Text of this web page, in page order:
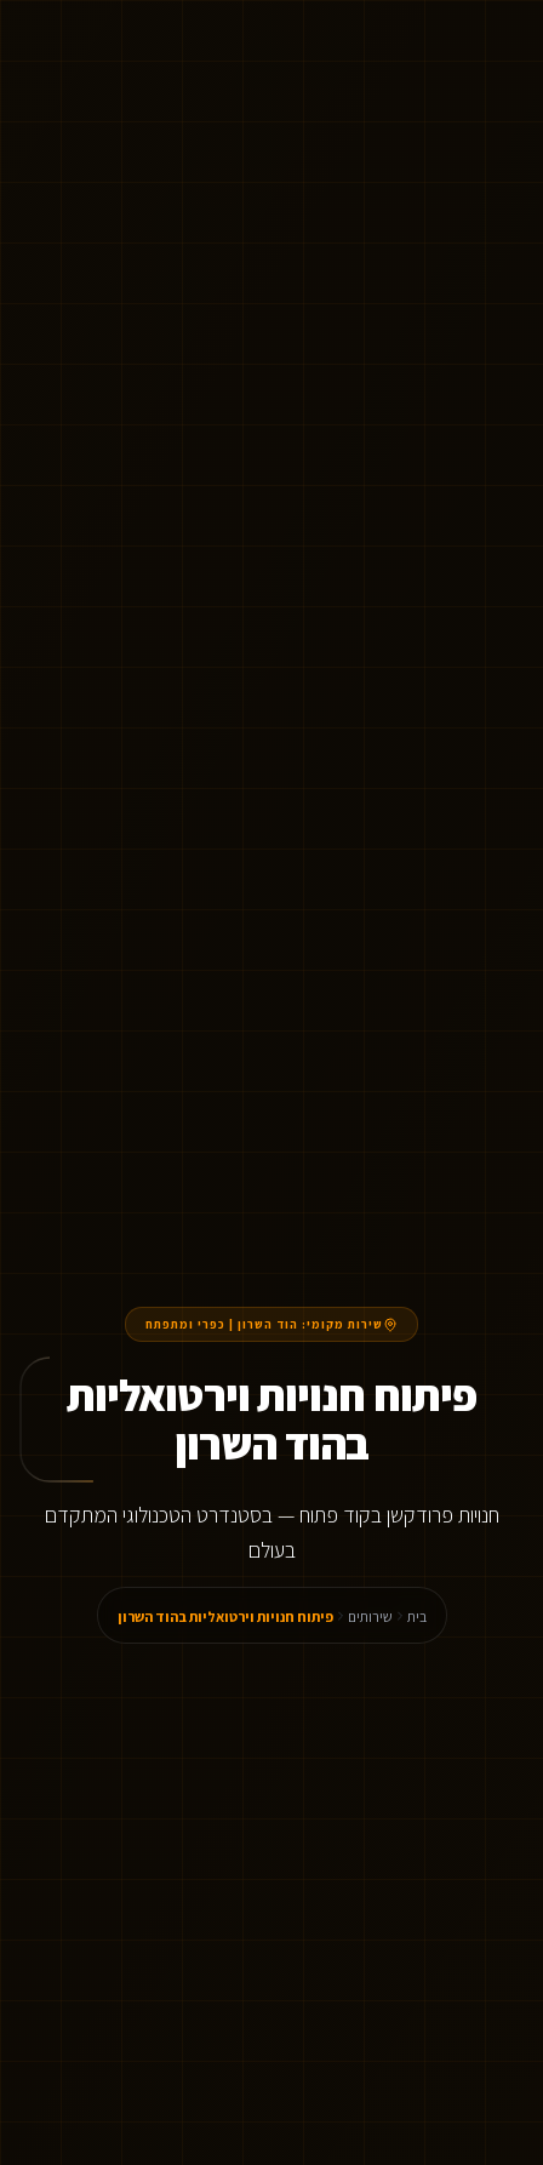
שירות מקומי: הוד השרון כפרי ומתפתח
פיתוח חנויות וירטואליות
בהוד השרון
חנויות פרודקשן בקוד פתוח — בסטנדרט הטכנולוגי המתקדם
בעולם
בית שירותים פיתוח חנויות וירטואליות בהוד השרון